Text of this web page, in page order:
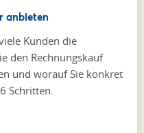
anbieten
Kunden die
den Rechnungskauf
und worauf Sie konkret
Schritten.